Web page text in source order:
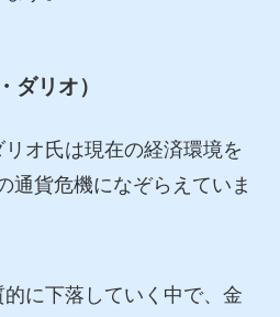
ダリオ）
オ氏は現在の経済環境を
通貨危機になぞらえていま
に下落していく中で、金